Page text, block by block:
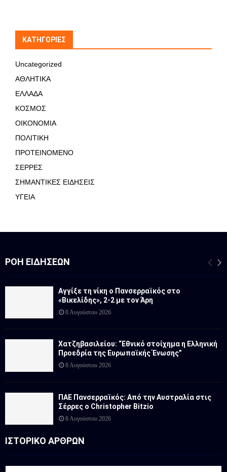
KΑΤΗΓΟΡΊΕΣ
Uncategorized
ΑΘΛΗΤΙΚΑ
ΕΛΛΑΔΑ
ΚΟΣΜΟΣ
ΟΙΚΟΝΟΜΙΑ
ΠΟΛΙΤΙΚΗ
ΠΡΟΤΕΙΝΟΜΕΝΟ
ΣΕΡΡΕΣ
ΣΗΜΑΝΤΙΚΕΣ ΕΙΔΗΣΕΙΣ
ΥΓΕΙΑ
ΡΟΉ ΕΙΔΉΣΕΩΝ
Αγγίξε τη νίκη ο Πανσερραϊκός στο
«Βικελίδης», 2-2 με τον Άρη
8 Αυγούστου 2026
Χατζηβασιλείου: “Εθνικό στοίχημα η Ελληνική
Προεδρία της Ευρωπαϊκής Ένωσης”
8 Αυγούστου 2026
ΠΑΕ Πανσερραϊκός: Από την Αυστραλία στις
Σέρρες ο Christopher Bitzio
8 Αυγούστου 2026
ΙΣΤΟΡΙΚΟ ΑΡΘΡΩΝ